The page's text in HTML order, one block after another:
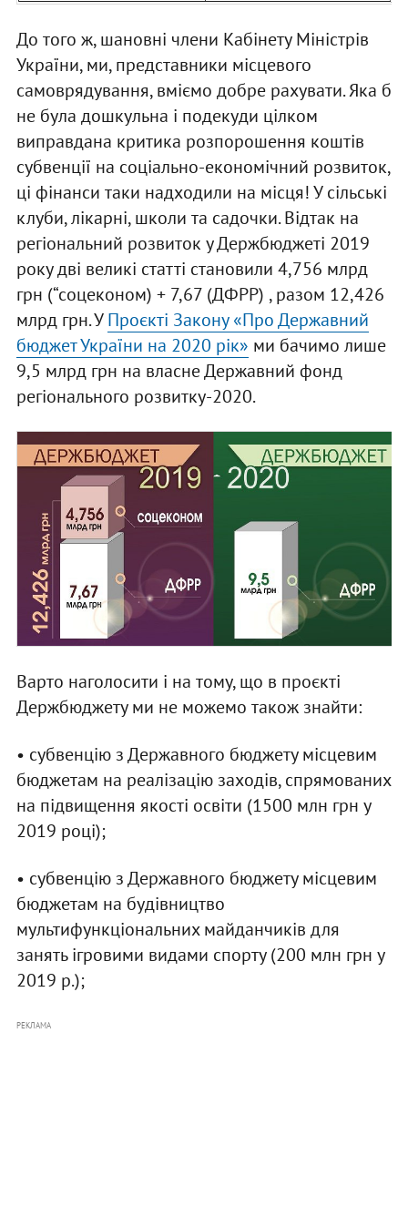
До того ж, шановні члени Кабінету Міністрів
України, ми, представники місцевого
самоврядування, вміємо добре рахувати. Яка б
не була дошкульна і подекуди цілком
виправдана критика розпорошення коштів
субвенції на соціально-економічний розвиток,
ці фінанси таки надходили на місця! У сільські
клуби, лікарні, школи та садочки. Відтак на
регіональний розвиток у Держбюджеті 2019
року дві великі статті становили 4,756 млрд
грн (“соцеконом) + 7,67 (ДФРР) , разом 12,426
млрд грн. УПроєкті Закону «Про Державний
бюджет України на 2020 рік» ми бачимо лише
9,5 млрд грн на власне Державний фонд
регіонального розвитку-2020.
Варто наголосити і на тому, що в проєкті
Держбюджету ми не можемо також знайти:
• субвенцію з Державного бюджету місцевим
бюджетам на реалізацію заходів, спрямованих
на підвищення якості освіти (1500 млн грн у
2019 році);
• субвенцію з Державного бюджету місцевим
бюджетам на будівництво
мультифункціональних майданчиків для
занять ігровими видами спорту (200 млн грн у
2019 р.);
РЕКЛАМА